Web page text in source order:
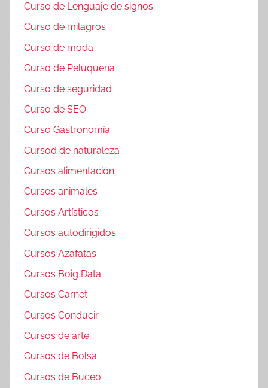
Curso de Lenguaje de signos
Curso de milagros
Curso de moda
Curso de Peluquería
Curso de seguridad
Curso de SEO
Curso Gastronomía
Cursod de naturaleza
Cursos alimentación
Cursos animales
Cursos Artísticos
Cursos autodirigidos
Cursos Azafatas
Cursos Boig Data
Cursos Carnet
Cursos Conducir
Cursos de arte
Cursos de Bolsa
Cursos de Buceo